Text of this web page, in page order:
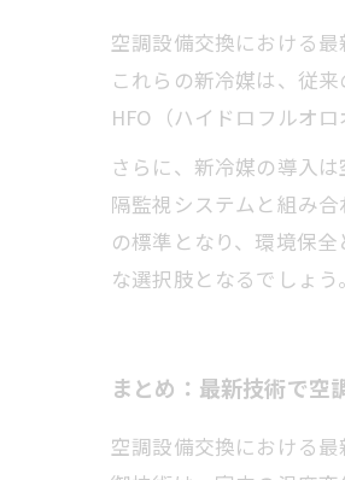
空調設備交換における
これらの新冷媒は、従
HFO（ハイドロフルオ
さらに、新冷媒の導入
隔監視システムと組み
の標準となり、環境保
な選択肢となるでしょう。
まとめ：最新技術で空
空調設備交換における